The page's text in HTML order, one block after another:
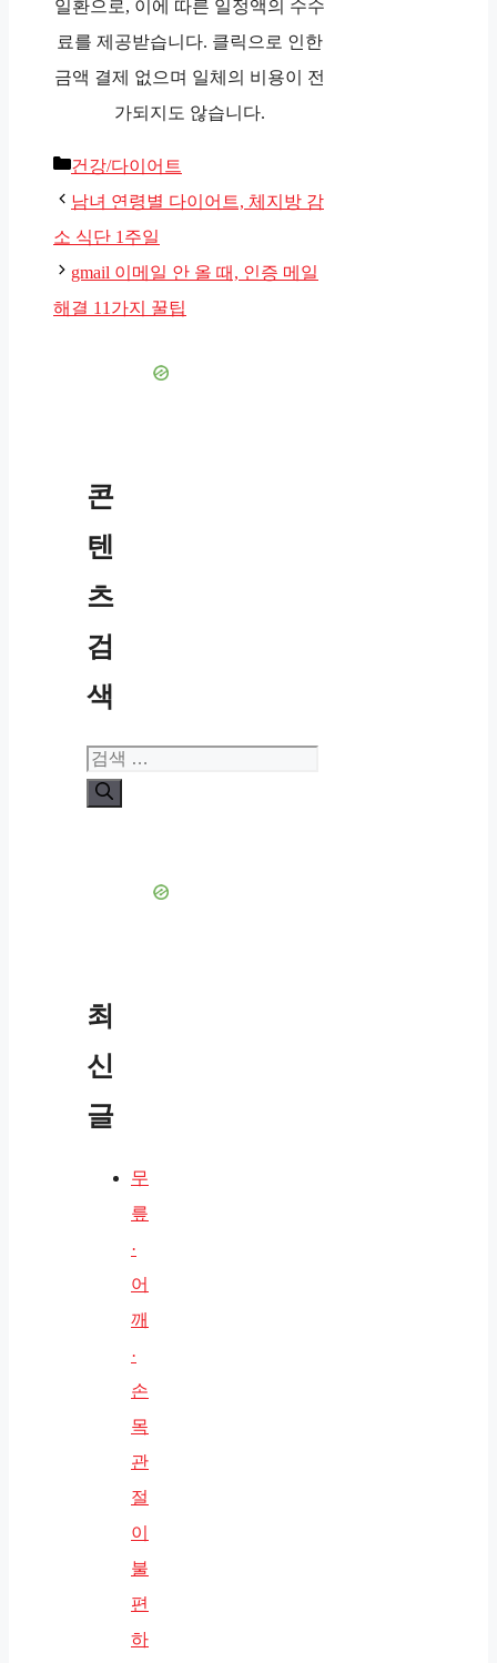
일환으로, 이에 따른 일정액의 수수
료를 제공받습니다. 클릭으로 인한
금액 결제 없으며 일체의 비용이 전
가되지도 않습니다.
카
테
고
리
건강/다이어트
남녀 연령별 다이어트, 체지방 감
소 식단 1주일
gmail 이메일 안 올 때, 인증 메일
해결 11가지 꿀팁
콘
텐
츠
검
색
검
색:
최
신
글
무
릎
·
어
깨
·
손
목
관
절
이
불
편
하